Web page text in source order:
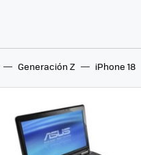
Generación Z iPhone 18